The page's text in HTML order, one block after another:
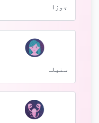
جوزا
سنبلہ